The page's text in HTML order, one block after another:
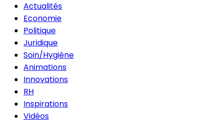
Actualités
Economie
Politique
Juridique
Soin/Hygiène
Animations
Innovations
RH
Inspirations
Vidéos